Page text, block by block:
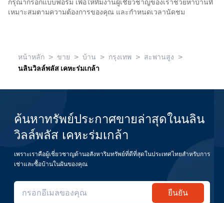
กรุณากรอกแบบฟอร์ม เพื่อให้ทีมงานผู้เชี่ยวชาญของเราช่วยหาบ้านที่
เหมาะสมตามความต้องการของคุณ และกำหนดเวลานัดชม
หน้าหลัก > ขาย > บ้าน > กรุงเทพ > สะพานสูง >
นลินวิลล์พลัส เคหะร่มเกล้า
ค้นหาทรัพย์ประกาศขายล่าสุดในนลิน
วิลล์พลัส เคหะร่มเกล้า
เพราะเราคือผู้เชี่ยวชาญด้านอสังหาริมทรัพย์ที่ดีที่สุดในประเทศไทยสำหรับการ
เช่าและซื้อบ้านในฝันของคุณ
ยืนยัน